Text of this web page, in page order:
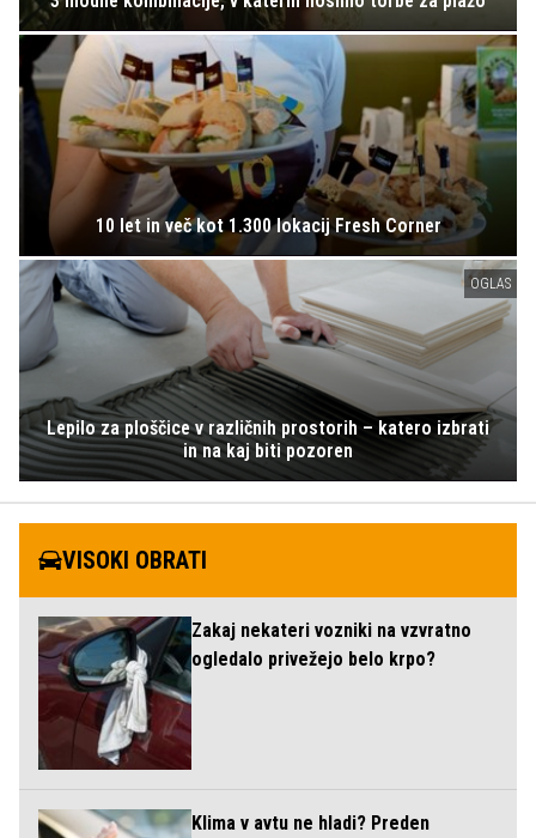
10 let in več kot 1.300 lokacij Fresh Corner
OGLAS
Lepilo za ploščice v različnih prostorih – katero izbrati
in na kaj biti pozoren
VISOKI OBRATI
Zakaj nekateri vozniki na vzvratno
ogledalo privežejo belo krpo?
Klima v avtu ne hladi? Preden